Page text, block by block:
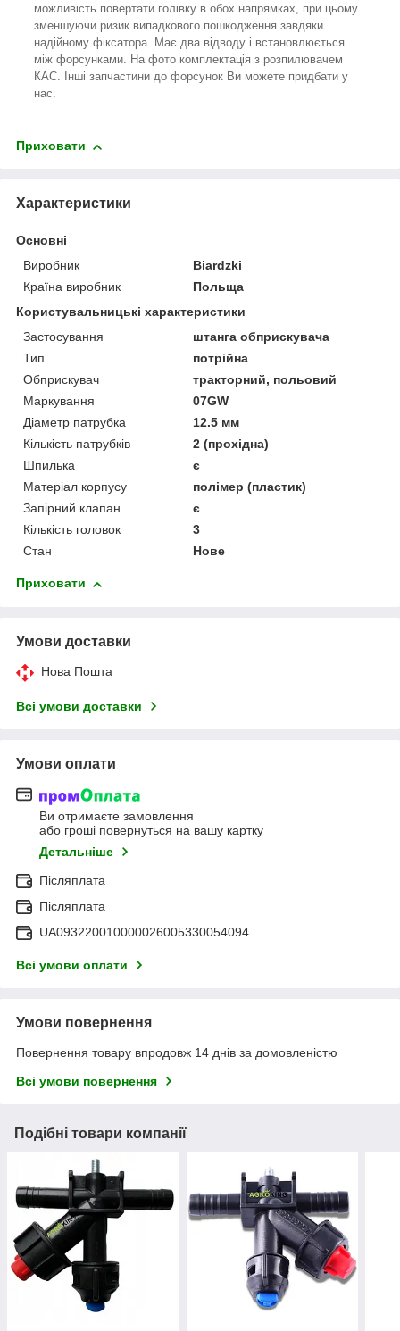
можливість повертати голівку в обох напрямках, при цьому
зменшуючи ризик випадкового пошкодження завдяки
надійному фіксатора. Має два відводу і встановлюється
між форсунками. На фото комплектація з розпилювачем
КАС. Інші запчастини до форсунок Ви можете придбати у
нас.
Приховати
Характеристики
Основні
Виробник
Biardzki
Країна виробник
Польща
Користувальницькі характеристики
Застосування
штанга обприскувача
Тип
потрійна
Обприскувач
тракторний, польовий
Маркування
07GW
Діаметр патрубка
12.5 мм
Кількість патрубків
2 (прохідна)
Шпилька
є
Матеріал корпусу
полімер (пластик)
Запірний клапан
є
Кількість головок
3
Стан
Нове
Приховати
Умови доставки
Нова Пошта
Всі умови доставки
Умови оплати
Ви отримаєте замовлення
або гроші повернуться на вашу картку
Детальніше
Післяплата
Післяплата
UA093220010000026005330054094
Всі умови оплати
Умови повернення
Повернення товару впродовж 14 днів за домовленістю
Всі умови повернення
Подібні товари компанії